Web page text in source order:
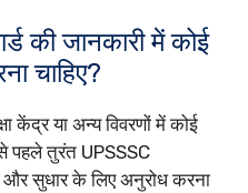
की जानकारी में कोई
चाहिए?
केंद्र या अन्य विवरणों में कोई
पहले तुरंत UPSSSC
और सुधार के लिए अनुरोध करना